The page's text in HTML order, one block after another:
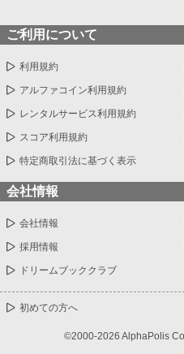
ご利用について
利用規約
アルファコイン利用規約
レンタルサービス利用規約
スコア利用規約
特定商取引法に基づく表示
会社情報
会社情報
採用情報
ドリームブッククラブ
初めての方へ
©2000-2026 AlphaPolis